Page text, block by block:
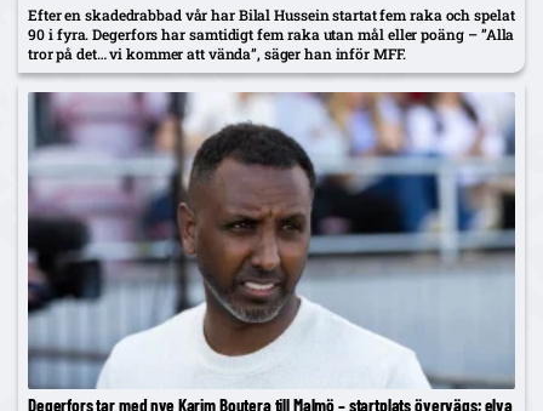
Efter en skadedrabbad vår har Bilal Hussein startat fem raka och spelat
90 i fyra. Degerfors har samtidigt fem raka utan mål eller poäng – ”Alla
tror på det… vi kommer att vända”, säger han inför MFF.
Degerfors tar med nye Karim Boutera till Malmö – startplats övervägs; elva